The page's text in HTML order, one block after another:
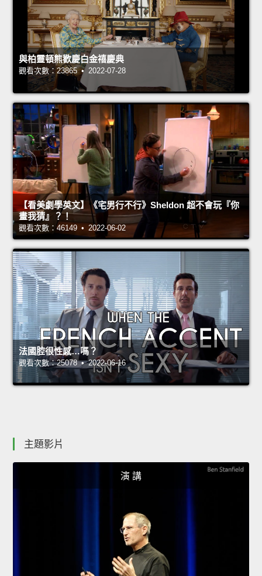
與柏靈頓熊歡慶白金禧慶典
觀看次數：23865 • 2022-07-28
【看美劇學英文】《宅男行不行》Sheldon 超不會玩『你
畫我猜』？！
觀看次數：46149 • 2022-06-02
法國腔很性感…嗎？
觀看次數：25078 • 2022-06-16
主題影片
演 講